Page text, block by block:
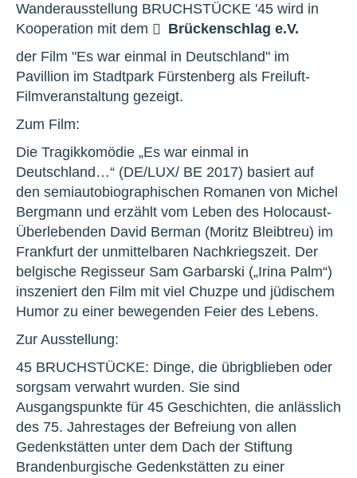
Wanderausstellung BRUCHSTÜCKE '45 wird in
Kooperation mit dem
Brückenschlag e.V.
der Film "Es war einmal in Deutschland" im
Pavillion im Stadtpark Fürstenberg als Freiluft-
Filmveranstaltung gezeigt.
Zum Film:
Die Tragikkomödie „Es war einmal in
Deutschland…“ (DE/LUX/ BE 2017) basiert auf
den semiautobiographischen Romanen von Michel
Bergmann und erzählt vom Leben des Holocaust-
Überlebenden David Berman (Moritz Bleibtreu) im
Frankfurt der unmittelbaren Nachkriegszeit. Der
belgische Regisseur Sam Garbarski („Irina Palm“)
inszeniert den Film mit viel Chuzpe und jüdischem
Humor zu einer bewegenden Feier des Lebens.
Zur Ausstellung:
45 BRUCHSTÜCKE: Dinge, die übrigblieben oder
sorgsam verwahrt wurden. Sie sind
Ausgangspunkte für 45 Geschichten, die anlässlich
des 75. Jahrestages der Befreiung von allen
Gedenkstätten unter dem Dach der Stiftung
Brandenburgische Gedenkstätten zu einer